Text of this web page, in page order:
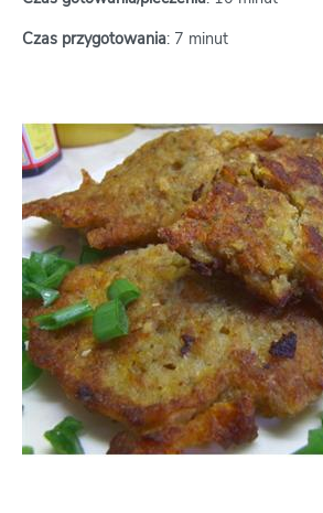
Czas przygotowania: 7 minut